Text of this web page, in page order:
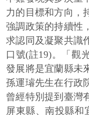
力的目標和方向，
強調政策的持續性
求認同及凝聚共識
口號(註19)。「觀
發展將是宜蘭縣未
孫運璿先生在行政
曾經特別提到臺灣
屏東縣、南投縣和